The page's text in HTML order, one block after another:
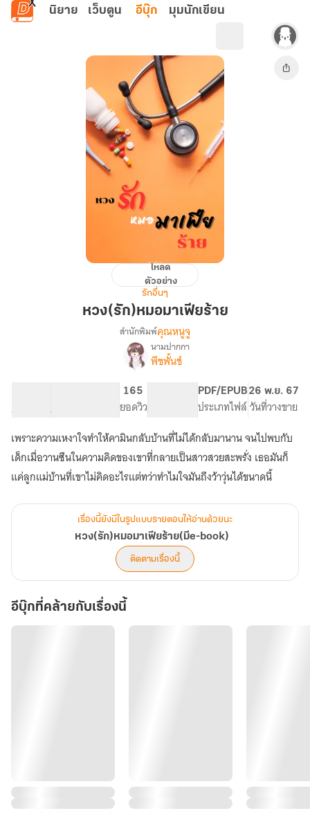
ข้ามไปยังเนื้อหาหลัก
นิยาย เว็บตูน อีบุ๊ก มุมนักเขียน
หวง(รัก)หมอ
ร้าย
โหลด
ตัวอย่าง
รักอื่นๆ
หวง(รัก)หมอมาเฟียร้าย
เรื่อง
หวง(รัก)หมอ
สำนักพิมพ์คุณหนูจู
นามปากกา
พีชพั้นช์
จำนวนคำ จำนวนหน้า (A5)
165
ยอดวิวระดับเนื้อหา
PDF/EPUB
ประเภทไฟล์
26 พ.ย. 67
วันที่วางขาย
เพราะความเหงาใจทำให้คามินกลับบ้านที่ไม่ได้กลับมานาน จนไปพบกับ
เด็กเมื่อวานซืนในความคิดของเขาที่กลายเป็นสาวสวยสะพรั่ง เธอมันก็
แค่ลูกแม่บ้านที่เขาไม่คิดอะไรแต่ทว่าทำไมใจมันถึงว้าวุ่นได้ขนาดนี้
เรื่องนี้ยังมีในรูปแบบรายตอนให้อ่านด้วยนะ
หวง(รัก)หมอมาเฟียร้าย(มีe-book)
ติดตามเรื่องนี้
อีบุ๊กที่คล้ายกับเรื่องนี้